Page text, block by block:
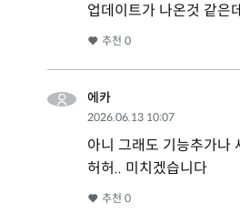
업데이트가 나온것 같은
추천 0
에카
2026.06.13 10:07
아니 그래도 기능추가나
허허.. 미치겠습니다
추천 0